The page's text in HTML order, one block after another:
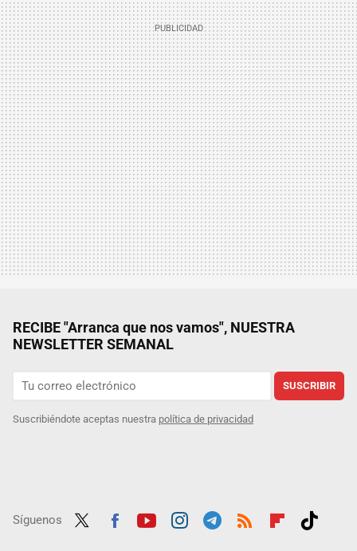
RECIBE "Arranca que nos vamos", NUESTRA
NEWSLETTER SEMANAL
SUSCRIBIR
Suscribiéndote aceptas nuestra política de privacidad
Síguenos